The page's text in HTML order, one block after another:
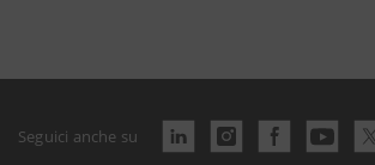
Seguici anche su